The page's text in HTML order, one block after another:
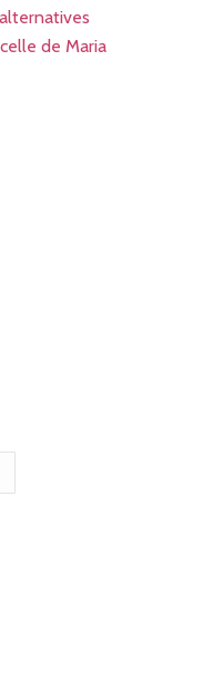
de Maria